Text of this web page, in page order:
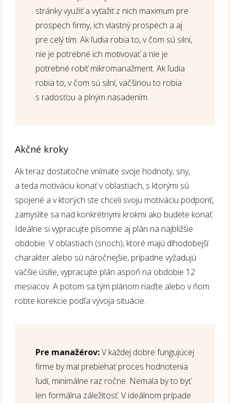
stránky využiť a vyťažiť z nich maximum pre
prospech firmy, ich vlastný prospech a aj
pre celý tím. Ak ľudia robia to, v čom sú silní,
nie je potrebné ich motivovať a nie je
potrebné robiť mikromanažment. Ak ľudia
robia to, v čom sú silní, väčšinou to robia
s radosťou a plným nasadením.
Akčné kroky
Ak teraz dostatočne vnímate svoje hodnoty, sny,
a teda motiváciu konať v oblastiach, s ktorými sú
spojené a v ktorých ste chceli svoju motiváciu podporiť,
zamyslite sa nad konkrétnymi krokmi ako budete konať.
Ideálne si vypracujte písomne aj plán na najbližšie
obdobie. V oblastiach (snoch), ktoré majú dlhodobejší
charakter alebo sú náročnejšie, prípadne vyžadujú
väčšie úsilie, vypracujte plán aspoň na obdobie 12
mesiacov. A potom sa tým plánom riaďte alebo v ňom
robte korekcie podľa vývoja situácie.
Pre manažérov:V každej dobre fungujúcej
firme by mal prebiehať proces hodnotenia
ľudí, minimálne raz ročne. Nemala by to byť
len formálna záležitosť. V ideálnom prípade